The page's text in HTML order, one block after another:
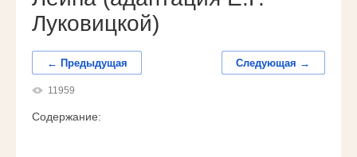
Луковицкой)
← Предыдущая Следующая →
11959
Содержание: